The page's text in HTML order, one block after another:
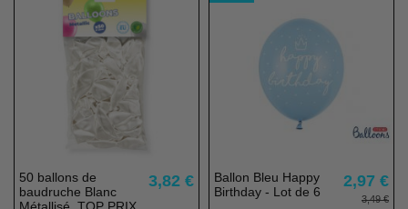
50 ballons de
baudruche Blanc
Métallisé, TOP PRIX
3,82 €
Ballon Bleu Happy
Birthday - Lot de 6
2,97 €
3,49 €